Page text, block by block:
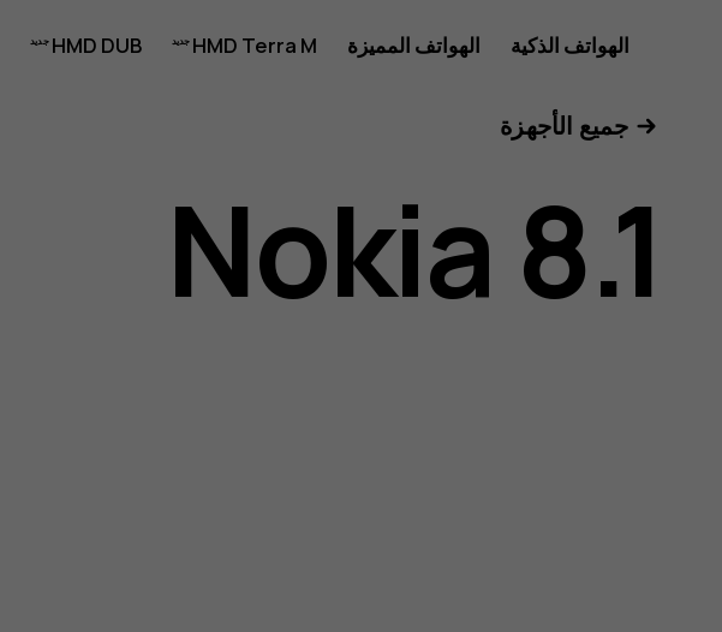
دليل
مستخدم
هاتف
الهواتف الذكية الهواتف المميزة HMD Terra M
HMD DUB
جميع الأجهزة
Nokia 8.1